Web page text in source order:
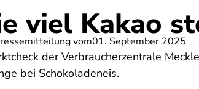
viel Kakao
vom01. September 2025
der Verbraucherzentrale
bei Schokoladeneis.